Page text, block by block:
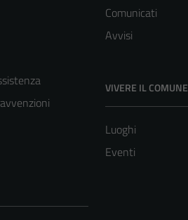
Comunicati
Avvisi
VIVERE IL COMUNE
Luoghi
Eventi